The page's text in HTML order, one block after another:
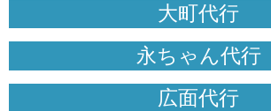
大町代行
永ちゃん代行
広面代行